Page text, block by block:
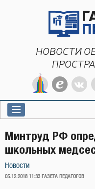
НОВОСТИ
Минтруд РФ
школьных
Новости
ОПУБЛИКОВАНО
05.12.2018 11:33 ГАЗЕТА ПЕДАГОГОВ